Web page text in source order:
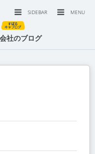
MENU
SIDEBAR
社のブログ